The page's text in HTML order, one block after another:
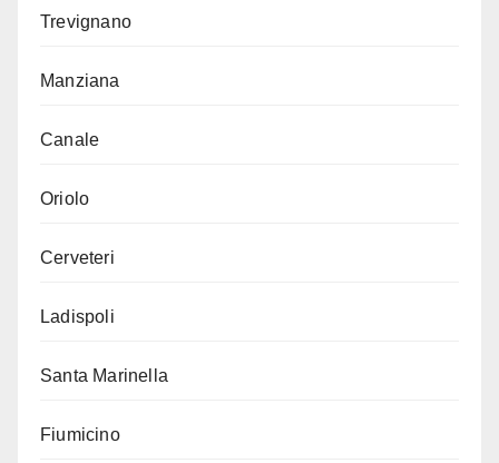
Trevignano
Manziana
Canale
Oriolo
Cerveteri
Ladispoli
Santa Marinella
Fiumicino